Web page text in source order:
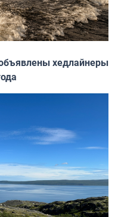
хедлайнеры